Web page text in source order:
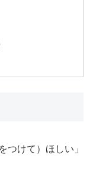
つけて）ほしい」